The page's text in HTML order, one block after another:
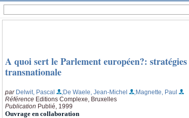
A quoi sert le Parlement européen?:
transnationale
par Delwit, Pascal ;De Waele, Jean-Michel
;Magnette, Paul
Référence Editions Complexe, Bruxelles
Publication Publié, 1999
Ouvrage en collaboration